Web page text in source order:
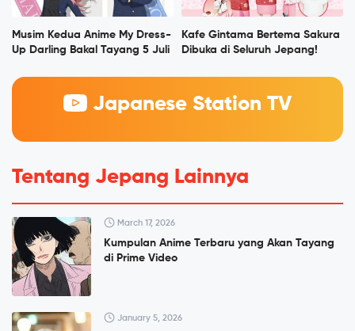
Musim Kedua Anime My Dress-
Up Darling Bakal Tayang 5 Juli
Kafe Gintama Bertema Sakura
Dibuka di Seluruh Jepang!
Japanese Station TV
Tentang Jepang Lainnya
March 17, 2026
Kumpulan Anime Terbaru yang Akan Tayang
di Prime Video
January 5, 2026